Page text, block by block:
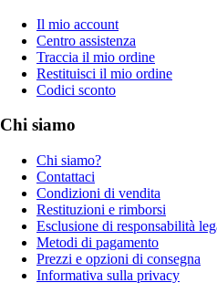
Il mio account
Centro assistenza
Traccia il mio ordine
Restituisci il mio ordine
Codici sconto
Chi siamo
Chi siamo?
Contattaci
Condizioni di vendita
Restituzioni e rimborsi
Esclusione di responsabilità
Metodi di pagamento
Prezzi e opzioni di consegna
Informativa sulla privacy